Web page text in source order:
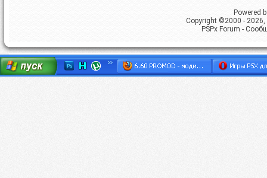
Powered
Copyright ©2000 -
PSPx Forum -